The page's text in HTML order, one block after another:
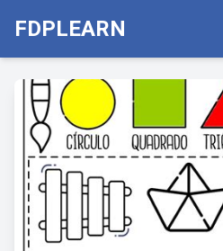
FDPLEARN